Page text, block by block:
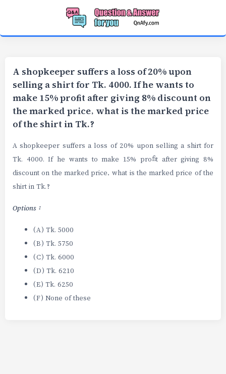
A shopkeeper suffers a loss of 20% upon
selling a shirt for Tk. 4000. If he wants to
make 15% profit after giving 8% discount on
the marked price, what is the marked price
of the shirt in Tk.?
A shopkeeper suffers a loss of 20% upon selling a shirt for
Tk. 4000. If he wants to make 15% profit after giving 8%
discount on the marked price, what is the marked price of the
shirt in Tk.?
Options :
(A) Tk. 5000
(B) Tk. 5750
(C) Tk. 6000
(D) Tk. 6210
(E) Tk. 6250
(F) None of these